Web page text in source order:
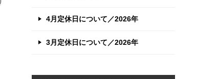
4月定休日について／2026年
3月定休日について／2026年